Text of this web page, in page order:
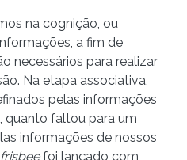
na cognição, ou
a fim de
necessários para realizar
Na etapa associativa,
pelas informações
quanto faltou para um
informações de nossos
frisbeefoi lançado com